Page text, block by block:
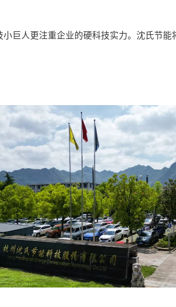
小巨人更注重企业的硬科技实力。 沈氏节能